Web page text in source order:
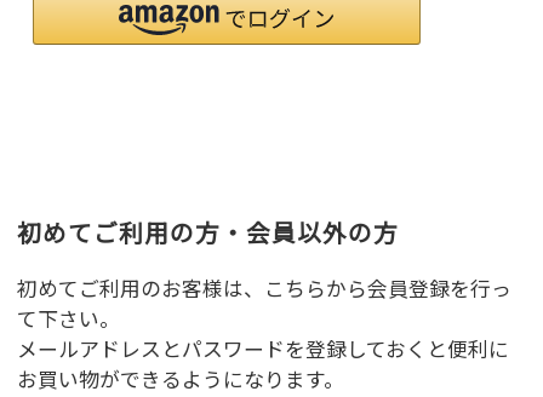
初めてご利用の方・会員以外の方
初めてご利用のお客様は、こちらから会員登録を行っ
て下さい。
メールアドレスとパスワードを登録しておくと便利に
お買い物ができるようになります。